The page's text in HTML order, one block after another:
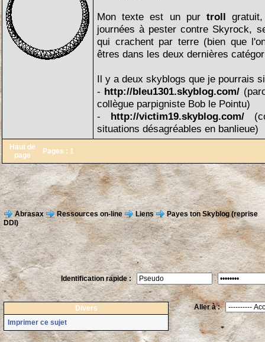
Mon texte est un pur troll
journées à pester contre Skyrock,
qui crachent par terre (bien que
êtres dans les deux dernières
Il y a deux skyblogs que je pourrais
- http://bleu1301.skyblog.com/
collègue parpigniste Bob le Pointu)
- http://victim19.skyblog.com/
situations désagréables en banlieue)
Haut de
page
Pages : 1
Abrasax Ressources on-line Liens
Payes ton Skyblog (reprise
DDI)
Identification rapide :
Divers
Imprimer ce sujet
Aller à :